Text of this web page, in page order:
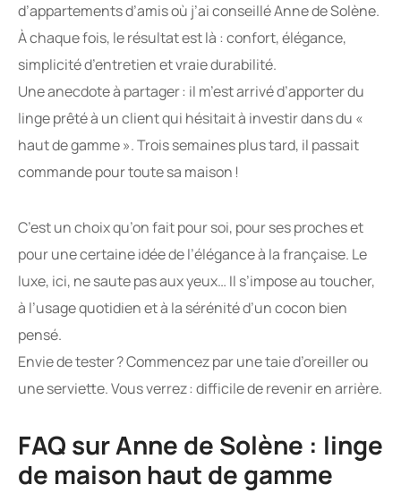
d’appartements d’amis où j’ai conseillé Anne de Solène.
À chaque fois, le résultat est là : confort, élégance,
simplicité d’entretien et vraie durabilité.
Une anecdote à partager : il m’est arrivé d’apporter du
linge prêté à un client qui hésitait à investir dans du «
haut de gamme ». Trois semaines plus tard, il passait
commande pour toute sa maison !
C’est un choix qu’on fait pour soi, pour ses proches et
pour une certaine idée de l’élégance à la française. Le
luxe, ici, ne saute pas aux yeux… Il s’impose au toucher,
à l’usage quotidien et à la sérénité d’un cocon bien
pensé.
Envie de tester ? Commencez par une taie d’oreiller ou
une serviette. Vous verrez : difficile de revenir en arrière.
FAQ sur Anne de Solène : linge
de maison haut de gamme